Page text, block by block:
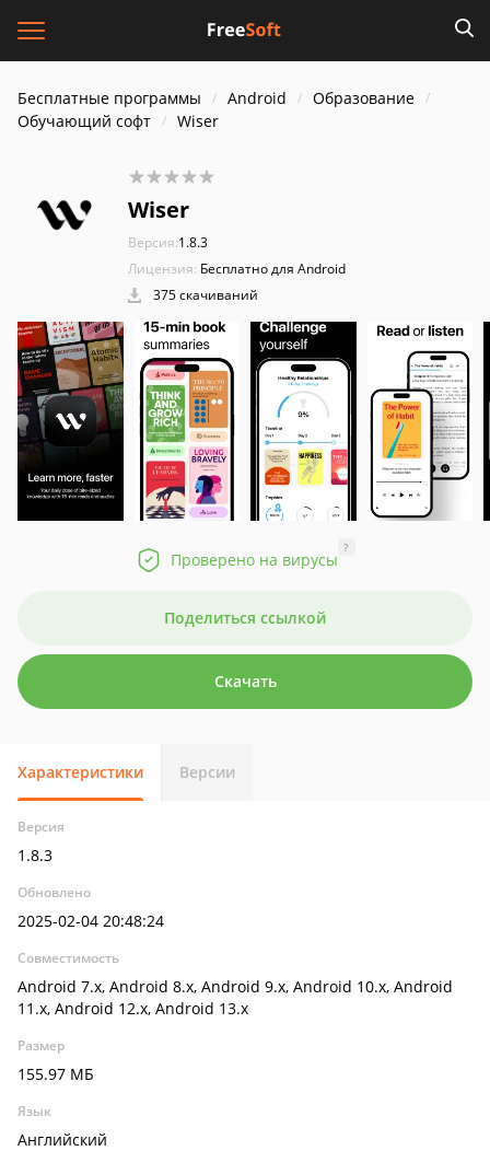
Бесплатные программы Android
Образование
Обучающий софт
Wiser
Wiser
Версия:1.8.3
Лицензия: Бесплатно для Android
375 скачиваний
Проверено на вирусы
?
Поделиться ссылкой
Скачать
Характеристики Версии
Версия
1.8.3
Обновлено
2025-02-04 20:48:24
Совместимость
Android 7.x, Android 8.x, Android 9.x, Android 10.x, Android
11.x, Android 12.x, Android 13.x
Размер
155.97 МБ
Язык
Английский